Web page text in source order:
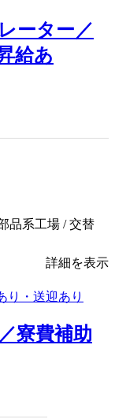
ーター／
給あ
品系工場 / 交替
詳細を表示
寮費補助